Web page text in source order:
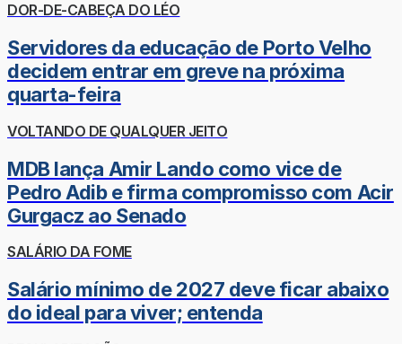
DOR-DE-CABEÇA DO LÉO
Servidores da educação de Porto Velho
decidem entrar em greve na próxima
quarta-feira
VOLTANDO DE QUALQUER JEITO
MDB lança Amir Lando como vice de
Pedro Adib e firma compromisso com Acir
Gurgacz ao Senado
SALÁRIO DA FOME
Salário mínimo de 2027 deve ficar abaixo
do ideal para viver; entenda